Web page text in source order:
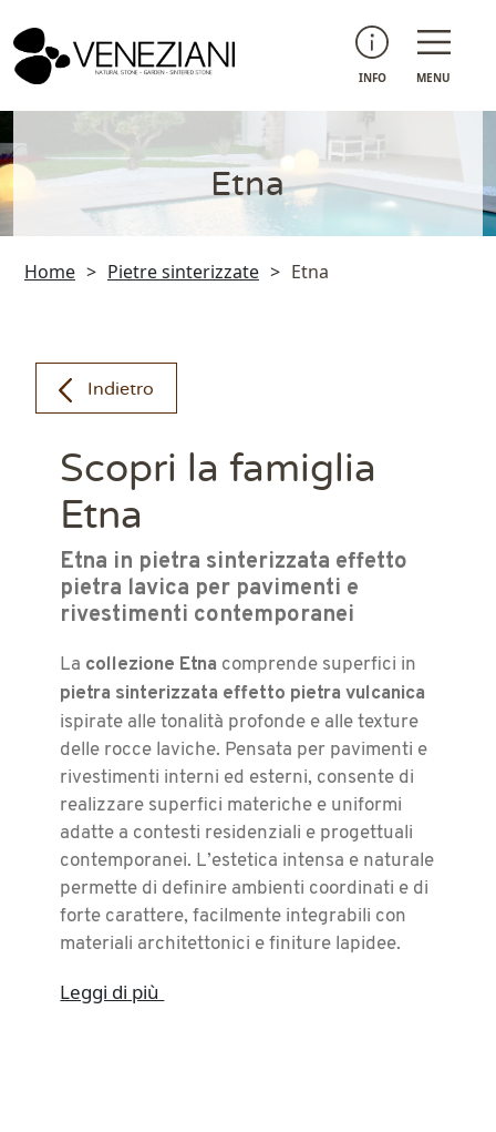
INFO MENU
Etna
Home > Pietre sinterizzate > Etna
Indietro
Scopri la famiglia
Etna
Etna in pietra sinterizzata effetto
pietra lavica per pavimenti e
rivestimenti contemporanei
La collezione Etna comprende superfici in
pietra sinterizzata effetto pietra vulcanica
ispirate alle tonalità profonde e alle texture
delle rocce laviche. Pensata per pavimenti e
rivestimenti interni ed esterni, consente di
realizzare superfici materiche e uniformi
adatte a contesti residenziali e progettuali
contemporanei. L’estetica intensa e naturale
permette di definire ambienti coordinati e di
forte carattere, facilmente integrabili con
materiali architettonici e finiture lapidee.
Leggi di più